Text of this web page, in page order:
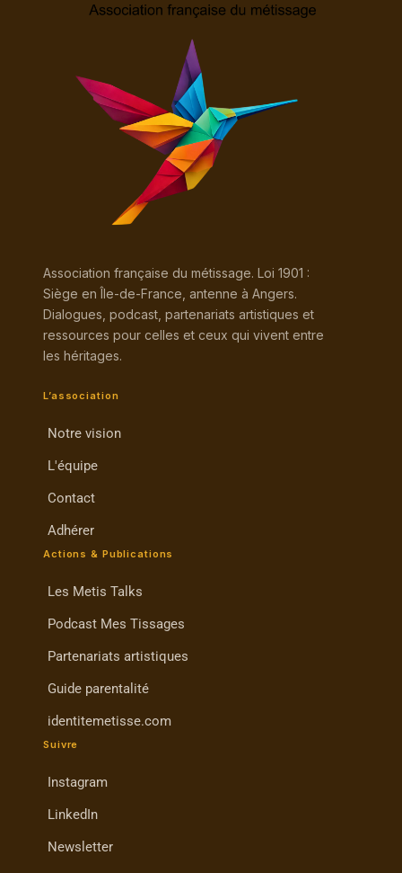
Association française du métissage. Loi 1901 :
Siège en Île-de-France, antenne à Angers.
Dialogues, podcast, partenariats artistiques et
ressources pour celles et ceux qui vivent entre
les héritages.
L’association
Notre vision
L'équipe
Contact
Adhérer
Actions & Publications
Les Metis Talks
Podcast Mes Tissages
Partenariats artistiques
Guide parentalité
identitemetisse.com
Suivre
Instagram
LinkedIn
Newsletter